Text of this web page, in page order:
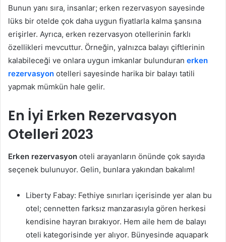
Bunun yanı sıra, insanlar; erken rezervasyon sayesinde
lüks bir otelde çok daha uygun fiyatlarla kalma şansına
erişirler. Ayrıca, erken rezervasyon otellerinin farklı
özellikleri mevcuttur. Örneğin, yalnızca balayı çiftlerinin
kalabileceği ve onlara uygun imkanlar bulunduran erken
rezervasyon otelleri sayesinde harika bir balayı tatili
yapmak mümkün hale gelir.
En İyi Erken Rezervasyon
Otelleri 2023
Erken rezervasyon oteli arayanların önünde çok sayıda
seçenek bulunuyor. Gelin, bunlara yakından bakalım!
Liberty Fabay: Fethiye sınırları içerisinde yer alan bu
otel; cennetten farksız manzarasıyla gören herkesi
kendisine hayran bırakıyor. Hem aile hem de balayı
oteli kategorisinde yer alıyor. Bünyesinde aquapark